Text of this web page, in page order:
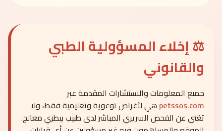
⚖️ إخلاء المسؤولية الطبي
والقانوني
جميع المعلومات والاستشارات المقدمة عبر
petssos.com هي لأغراض توعوية وتعليمية فقط، ولا
تغني عن الفحص السريري المباشر لدى طبيب بيطري معالج.